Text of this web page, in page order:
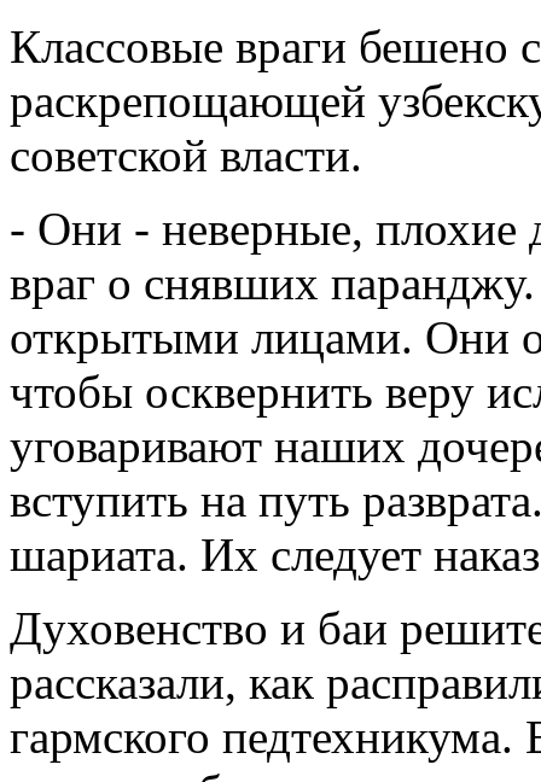
Классовые враги бешено
раскрепощающей
советской власти.
- Они - неверные, плохие
враг о снявших
открытыми лицами. Они
чтобы осквернить веру
уговаривают наших
вступить на путь
шариата. Их следует
Духовенство и баи
рассказали, как
гармского